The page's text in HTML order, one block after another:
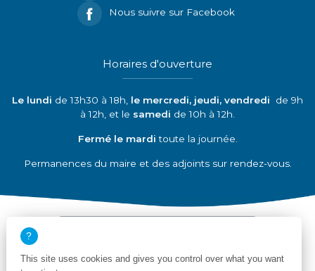
Nous suivre sur Facebook
Horaires d'ouverture
Le lundi de 13h30 à 18h, le mercredi, jeudi, vendredi de 9h
à 12h, et le samedi de 10h à 12h.
Fermé le marditoute la journée.
Permanences du maire et des adjoints sur rendez-vous.
This site uses cookies and gives you control over what you want